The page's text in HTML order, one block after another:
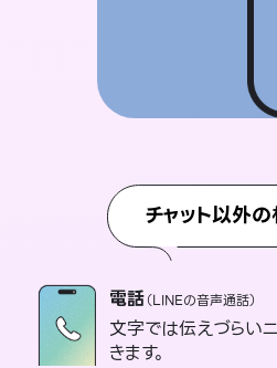
チャット以外
電話（LINEの音声通話）
文字では伝えづらい
きます。